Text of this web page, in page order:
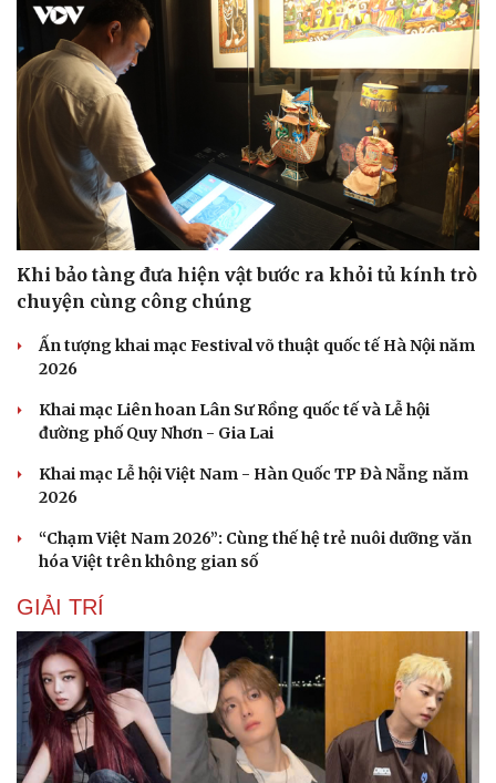
Khi bảo tàng đưa hiện vật bước ra khỏi tủ kính trò
chuyện cùng công chúng
Ấn tượng khai mạc Festival võ thuật quốc tế Hà Nội năm
2026
Khai mạc Liên hoan Lân Sư Rồng quốc tế và Lễ hội
đường phố Quy Nhơn - Gia Lai
Khai mạc Lễ hội Việt Nam - Hàn Quốc TP Đà Nẵng năm
2026
“Chạm Việt Nam 2026”: Cùng thế hệ trẻ nuôi dưỡng văn
hóa Việt trên không gian số
GIẢI TRÍ